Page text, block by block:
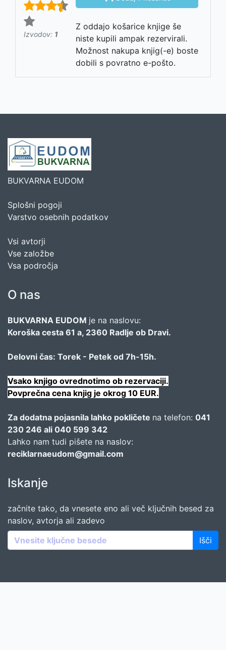
Izvodov: 1
Z oddajo košarice knjige še
niste kupili ampak rezervirali.
Možnost nakupa knjig(-e) boste
dobili s povratno e-pošto.
BUKVARNA EUDOM
Splošni pogoji
Varstvo osebnih podatkov
Vsi avtorji
Vse založbe
Vsa področja
O nas
BUKVARNA EUDOM je na naslovu:
Koroška cesta 61 a, 2360 Radlje ob Dravi.
Delovni čas: Torek - Petek od 7h-15h.
Vsako knjigo ovrednotimo ob rezervaciji.
Povprečna cena knjig je okrog 10 EUR.
Za dodatna pojasnila lahko pokličete na telefon: 041
230 246 ali 040 599 342
Lahko nam tudi pišete na naslov:
reciklarnaeudom@gmail.com
Iskanje
začnite tako, da vnesete eno ali več ključnih besed za
naslov, avtorja ali zadevo
Išči